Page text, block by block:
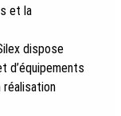
et la
dispose
d’équipements
réalisation